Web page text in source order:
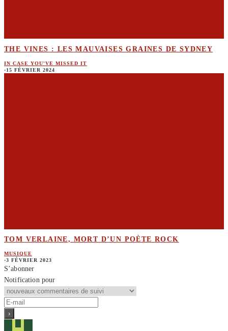
THE VINES : LES MAUVAISES GRAINES DE SYDNEY
IN CASE YOU'VE MISSED IT
·15 FÉVRIER 2024
TOM VERLAINE, MORT D’UN POÈTE ROCK
MUSIQUE
·3 FÉVRIER 2023
S’abonner
Notification pour